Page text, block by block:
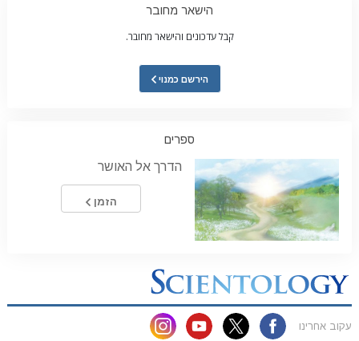
הישאר מחובר
קבל עדכונים והישאר מחובר.
הירשם כמנוי
ספרים
הדרך אל האושר
הזמן
עקוב אחרינו